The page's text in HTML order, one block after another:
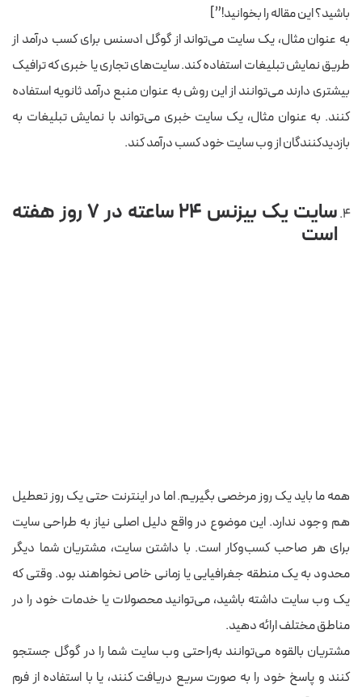
باشید؟ این مقاله را بخوانید!”]
به عنوان مثال، یک سایت می‌تواند از گوگل ادسنس برای کسب درآمد از
طریق نمایش تبلیغات استفاده کند. سایت‌های تجاری یا خبری که ترافیک
بیشتری دارند می‌توانند از این روش به عنوان منبع درآمد ثانویه استفاده
کنند. به عنوان مثال، یک سایت خبری می‌تواند با نمایش تبلیغات به
بازدیدکنندگان از وب سایت خود کسب درآمد کند.
سایت یک بیزنس ۲۴ ساعته در ۷ روز هفته
است
همه ما باید یک روز مرخصی بگیریم. اما در اینترنت حتی یک روز تعطیل
هم وجود ندارد. این موضوع در واقع دلیل اصلی نیاز به طراحی سایت
برای هر صاحب کسب‌و‌کار است. با داشتن سایت، مشتریان شما دیگر
محدود به یک منطقه جغرافیایی یا زمانی خاص نخواهند بود. وقتی که
یک وب سایت داشته باشید، می‌توانید محصولات یا خدمات خود را در
مناطق مختلف ارائه دهید.
مشتریان بالقوه می‌توانند به‌راحتی وب سایت شما را در گوگل جستجو
کنند و پاسخ خود را به صورت سریع دریافت کنند، یا با استفاده از فرم